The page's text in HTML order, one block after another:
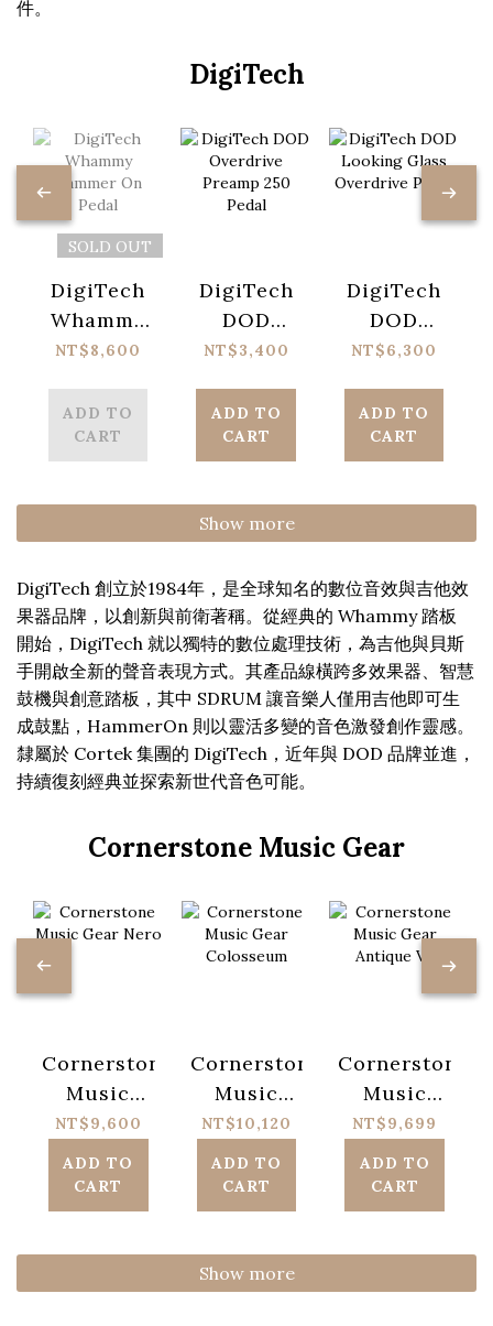
件。
DigiTech
SOLD OUT
DigiTech
Whammy
Hammer
NT$8,600
ADD TO
CART
DigiTech
DOD
Overdrive
250 Pedal
NT$3,400
ADD TO
CART
DigiTech
DOD
Looking
Overdrive
Pedal
NT$6,300
ADD TO
CART
Show more
DigiTech 創立於1984年，是全球知名的數位音效與吉他效
果器品牌，以創新與前衛著稱。從經典的 Whammy 踏板
開始，DigiTech 就以獨特的數位處理技術，為吉他與貝斯
手開啟全新的聲音表現方式。其產品線橫跨多效果器、智慧
鼓機與創意踏板，其中 SDRUM 讓音樂人僅用吉他即可生
成鼓點，HammerOn 則以靈活多變的音色激發創作靈感。
隸屬於 Cortek 集團的 DigiTech，近年與 DOD 品牌並進，
持續復刻經典並探索新世代音色可能。
Cornerstone Music Gear
Cornerstone
Music
Gear Nero
NT$9,600
ADD TO
CART
Cornerstone
Music
Gear
Colosseum
NT$10,120
ADD TO
CART
Cornerstone
Music
Gear
Antique
V3
NT$9,699
ADD TO
CART
Show more